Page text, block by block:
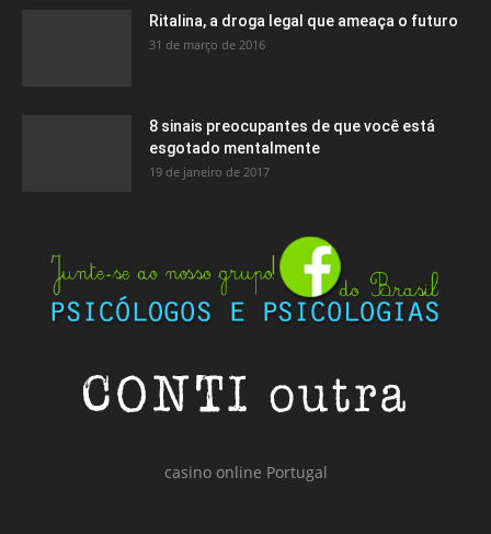
Ritalina, a droga legal que ameaça o futuro
31 de março de 2016
8 sinais preocupantes de que você está
esgotado mentalmente
19 de janeiro de 2017
casino online Portugal